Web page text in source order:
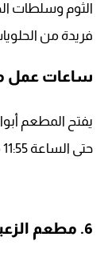
الثوم وسلطات
فريدة من
ساعات عمل
حتى الساعة 11:55 مساءً.
6. مطعم الزعيم للأكلات المصريه